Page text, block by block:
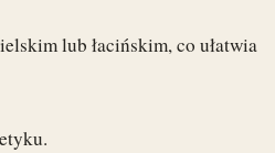
lub łacińskim, co ułatwia